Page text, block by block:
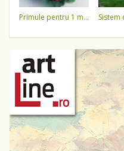
primule pentru 1 martie 3,5 lei / ghiveci !!!! sistem